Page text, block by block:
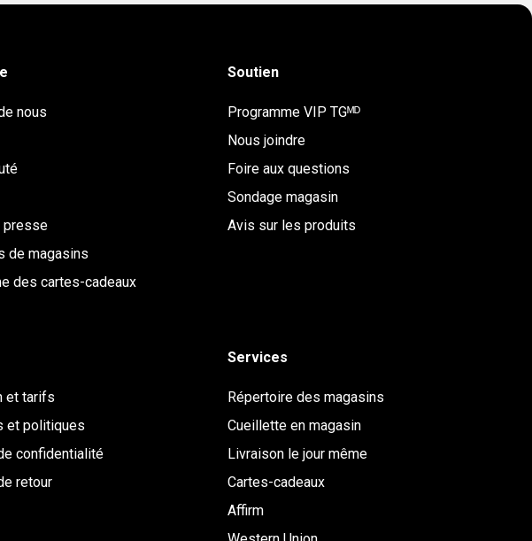
nous
presse
de magasins
des cartes-cadeaux
Soutien
Programme VIP TGᴹᴰ
Nous joindre
Foire aux questions
Sondage magasin
Avis sur les produits
et tarifs
et politiques
confidentialité
retour
Services
Répertoire des magasins
Cueillette en magasin
Livraison le jour même
Cartes-cadeaux
Affirm